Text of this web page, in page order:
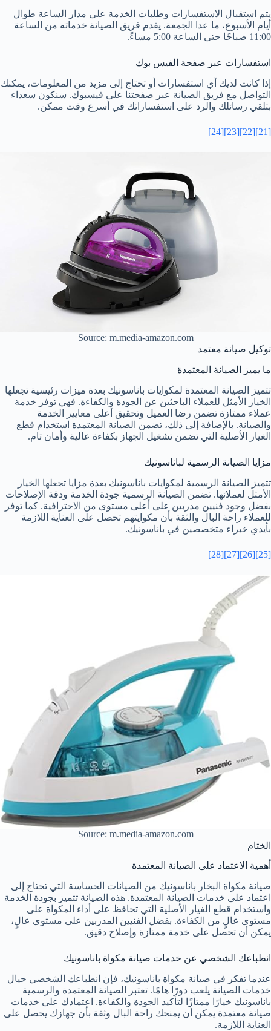
يتم استقبال الاستفسارات وطلبات الخدمة على مدار الساعة طوال
أيام الأسبوع، ما عدا الجمعة. يقدم فريق الصيانة خدماته من الساعة
11:00 صباحًا حتى الساعة 5:00 مساءً.
استفسارات عبر صفحة الفيس بوك
إذا كانت لديك أي استفسارات أو تحتاج إلى مزيد من المعلومات، يمكنك
التواصل مع فريق الصيانة عبر صفحتنا على فيسبوك. سنكون سعداء
بتلقي رسائلك والرد على استفساراتك في أسرع وقت ممكن.
[21]
[22]
[23]
[24]
Source: m.media-amazon.com
توكيل صيانة معتمد
ما يميز الصيانة المعتمدة
تتميز الصيانة المعتمدة لمكوايات باناسونيك بعدة ميزات رئيسية تجعلها
الخيار الأمثل للعملاء الباحثين عن الجودة والكفاءة. فهي توفر خدمة
عملاء ممتازة تضمن رضا العميل وتحقيق أعلى معايير الخدمة
والصيانة. بالإضافة إلى ذلك، تضمن الصيانة المعتمدة استخدام قطع
الغيار الأصلية التي تضمن تشغيل الجهاز بكفاءة عالية وأمان تام.
مزايا الصيانة الرسمية لباناسونيك
تتميز الصيانة الرسمية لمكوايات باناسونيك بعدة مزايا تجعلها الخيار
الأمثل لعملائها. تضمن الصيانة الرسمية جودة الخدمة ودقة الإصلاحات
بفضل وجود فنيين مدربين على أعلى مستوى من الاحترافية. كما توفر
للعملاء راحة البال والثقة بأن مكوايتهم تحصل على العناية اللازمة
بأيدي خبراء متخصصين في باناسونيك.
[25]
[26]
[27]
[28]
Source: m.media-amazon.com
الختام
أهمية الاعتماد على الصيانة المعتمدة
صيانة مكواة البخار باناسونيك من الصيانات الحساسة التي تحتاج إلى
اعتماد على خدمات الصيانة المعتمدة. هذه الصيانة تتميز بجودة الخدمة
واستخدام قطع الغيار الأصلية التي تحافظ على أداء المكواة على
مستوى عالٍ من الكفاءة. بفضل الفنيين المدربين على مستوى عالٍ،
يمكن أن تحصل على خدمة ممتازة وإصلاح دقيق.
انطباعك الشخصي عن خدمات صيانة مكواة باناسونيك
عندما تفكر في صيانة مكواة باناسونيك، فإن انطباعك الشخصي حيال
خدمات الصيانة يلعب دورًا هامًا. تعتبر الصيانة المعتمدة والرسمية
باناسونيك خيارًا ممتازًا لتأكيد الجودة والكفاءة. اعتمادك على خدمات
صيانة معتمدة يمكن أن يمنحك راحة البال وثقة بأن جهازك يحصل على
العناية اللازمة.